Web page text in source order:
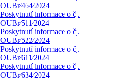
OUBr⁄464⁄2024
Poskytnutí informace o čj.
OUBr⁄511⁄2024
Poskytnutí informace o čj.
OUBr⁄522⁄2024
Poskytnutí informace o čj.
OUBr⁄611⁄2024
Poskytnutí informace o čj.
OUBr⁄634⁄2024